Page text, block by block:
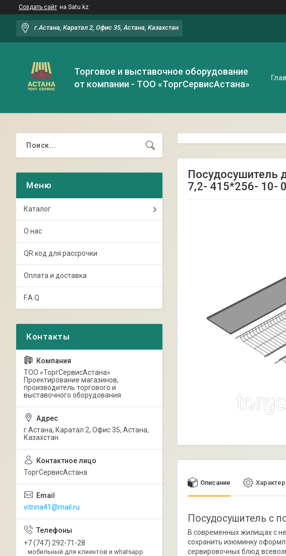
Создать сайт на Satu.kz
г.Астана, Каратал 2, Офис 35, Астана, Казахстан
Торговое и выставочное оборудование
от компании - ТОО «ТоргСервисАстана»
Посудосушитель
7,2- 415*256- 10-
Описание
Посудосушитель с
В современных жилищах с
сохранить изюминку
сервировочных блюд
Каталог
О нас
QR код для рассрочки
Оплата и доставка
F.A.Q
ТОО «ТоргСервисАстана»
Проектирование магазинов,
производитель торгового и
выставочного оборудования
г.Астана, Каратал 2, Офис 35, Астана,
Казахстан
ТоргСервисАстана
vitrina41@mail.ru
+7 (747) 292-71-28
мобильный для клиентов и whatsapp